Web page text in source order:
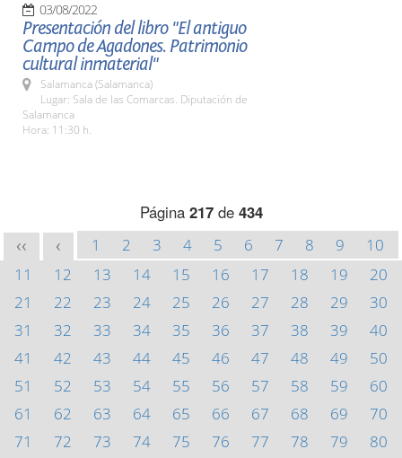
03/08/2022
Presentación del libro "El antiguo
Campo de Agadones. Patrimonio
cultural inmaterial"
Salamanca (Salamanca)
Lugar: Sala de las Comarcas. Diputación de
Salamanca
Hora: 11:30 h.
Página 217de 434
<< < 1 2 3 4 5 6 7 8 9
10
11
12 13 14 15 16 17 18 19
20
21
22 23 24 25 26 27 28 29
30
31
32 33 34 35 36 37 38 39
40
41
42 43 44 45 46 47 48 49
50
51
52 53 54 55 56 57 58 59
60
61
62 63 64 65 66 67 68 69
70
71
72 73 74 75 76 77 78 79
80